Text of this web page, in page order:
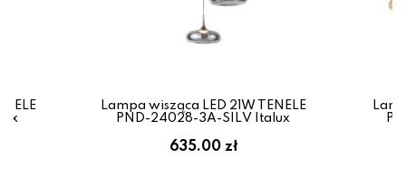
Lampa wisząca LED 21W TENELE
PND-24028-3A-SILV Italux
635.00 zł